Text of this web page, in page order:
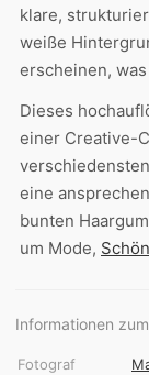
klare,
weiße
erscheinen,
Dieses
einer Creative-
eine
bunten
um Mode,
Informationen
Fotograf